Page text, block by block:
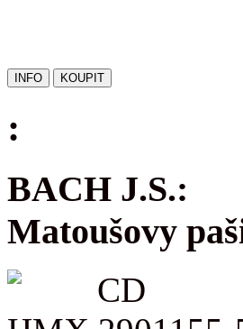
:
BACH J.S.:
Matoušovy
CD